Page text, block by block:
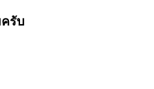
รับ